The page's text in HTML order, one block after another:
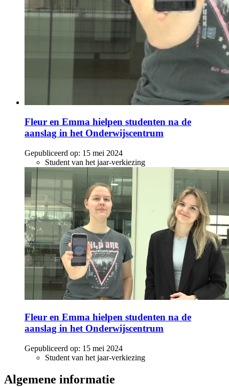
Fleur en Emma hielpen studenten na de
aanslag in het Onderwijscentrum
Gepubliceerd op: 15 mei 2024
Student van het jaar-verkiezing
Fleur en Emma hielpen studenten na de
aanslag in het Onderwijscentrum
Gepubliceerd op: 15 mei 2024
Student van het jaar-verkiezing
Algemene informatie